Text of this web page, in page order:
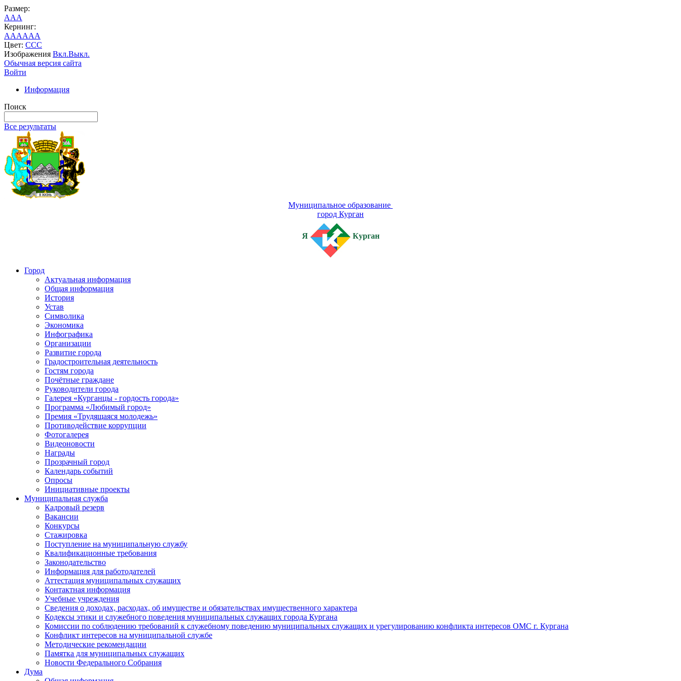
Размер:
AAA
Кернинг:
AAAAAA
Цвет: CCC
Изображения Вкл.Выкл.
Обычная версия сайта
Войти
Информация
Поиск
Все результаты
Муниципальное образование
город Курган
Я Курган
Город
Актуальная информация
Общая информация
История
Устав
Символика
Экономика
Инфографика
Организации
Развитие города
Градостроительная деятельность
Гостям города
Почётные граждане
Руководители города
Галерея «Курганцы - гордость города»
Программа «Любимый город»
Премия «Трудящаяся молодежь»
Противодействие коррупции
Фотогалерея
Видеоновости
Награды
Прозрачный город
Календарь событий
Опросы
Инициативные проекты
Муниципальная служба
Кадровый резерв
Вакансии
Конкурсы
Стажировка
Поступление на муниципальную службу
Квалификационные требования
Законодательство
Информация для работодателей
Аттестация муниципальных служащих
Контактная информация
Учебные учреждения
Сведения о доходах, расходах, об имуществе и обязательствах имущественного характера
Кодексы этики и служебного поведения муниципальных служащих города Кургана
Комиссии по соблюдению требований к служебному поведению муниципальных служащих и урегулированию конфликта интересов ОМС г. Кургана
Конфликт интересов на муниципальной службе
Методические рекомендации
Памятка для муниципальных служащих
Новости Федерального Cобрания
Дума